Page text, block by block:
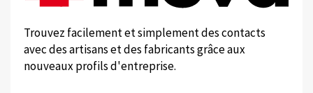
Trouvez facilement et simplement des contacts
avec des artisans et des fabricants grâce aux
nouveaux profils d'entreprise.